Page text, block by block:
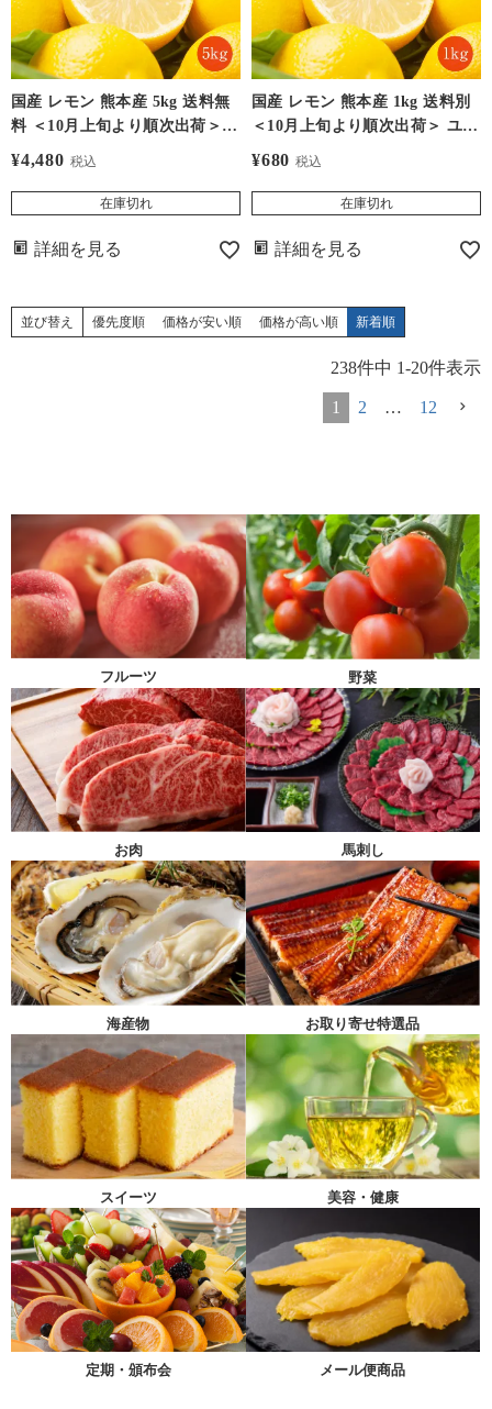
国産 レモン 熊本産 5kg 送料無
料 ＜10月上旬より順次出荷＞
ユーレカ れもん ノーワックス
屋（おおしまや）
¥4,480 税込
在庫切れ
詳細を見る
国産 レモン 熊本産 1kg 送料別
＜10月上旬より順次出荷＞ ユー
レカ れもん ノーワックス 防カ
（おおしまや）
¥680 税込
在庫切れ
詳細を見る
並び替え 優先度順 価格が安い順 価格が高い順 新着順
238件中 1-20件表示
1 2 … 12
フルーツ 野菜
お肉 馬刺し
海産物 お取り寄せ特選品
スイーツ 美容・健康
定期・頒布会 メール便商品